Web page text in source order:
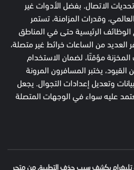
الاتصال. بفضل الأدوات غير
وقدرات المزامنة، تستمر
الرئيسية حتى في المناطق
العديد من الساعات خرائط غير متصلة،
المخزنة مؤقتًا، لضمان الاستخدام
يختبر المسافرون المرونة
وتعديل إعدادات التجوال. يجعل
عليه سواء في الوجهات المتصلة
يكشف سبب حذف التطبيق من متجر